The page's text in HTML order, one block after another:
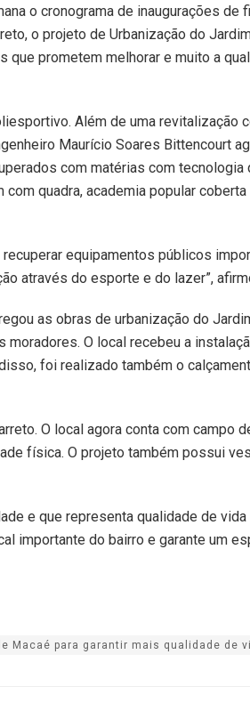
o cronograma de inaugurações de
o projeto de Urbanização do
prometem melhorar e muito a
Além de uma revitalização
Maurício Soares Bittencourt
com matérias com tecnologia
quadra, academia popular coberta
equipamentos públicos
através do esporte e do lazer”,
as obras de urbanização do
O local recebeu a
foi realizado também o
O local agora conta com campo
física. O projeto também possui
e que representa qualidade de vida
importante do bairro e garante um
Macaé para garantir mais qualidade de